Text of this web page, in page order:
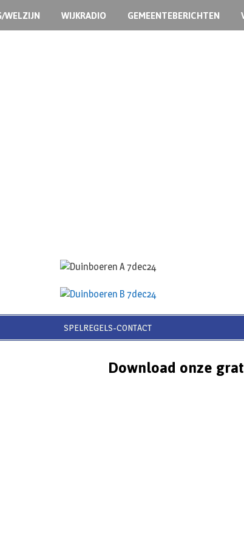
WELZIJN WIJKRADIO GEMEENTEBERICHTEN
SPELREGELS-CONTACT
Download onze